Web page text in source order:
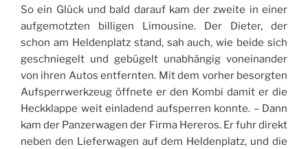
So ein Glück und bald darauf kam der zweite in einer
aufgemotzten billigen Limousine. Der Dieter, der
schon am Heldenplatz stand, sah auch, wie beide sich
geschniegelt und gebügelt unabhängig voneinander
von ihren Autos entfernten. Mit dem vorher besorgten
Aufsperrwerkzeug öffnete er den Kombi damit er die
Heckklappe weit einladend aufsperren konnte. – Dann
kam der Panzerwagen der Firma Hereros. Er fuhr direkt
neben den Lieferwagen auf dem Heldenplatz, und die